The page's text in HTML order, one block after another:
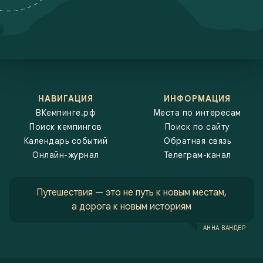
НАВИГАЦИЯ
ВКемпинге.рф
Поиск кемпингов
Календарь событий
Онлайн-журнал
ИНФОРМАЦИЯ
Места по интересам
Поиск по сайту
Обратная связь
Телеграм-канал
Путешествия — это не путь к новым местам,
а дорога к новым историям
АННА ВАНДЕР